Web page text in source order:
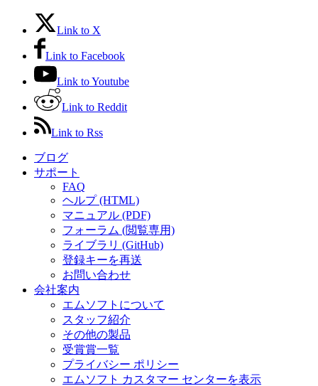
Link to X
Link to Facebook
Link to Youtube
Link to Reddit
Link to Rss
ブログ
サポート
FAQ
ヘルプ (HTML)
マニュアル (PDF)
フォーラム (閲覧専用)
ライブラリ (GitHub)
登録キーを再送
お問い合わせ
会社案内
エムソフトについて
スタッフ紹介
その他の製品
受賞賞一覧
プライバシー ポリシー
エムソフト カスタマー センターを表示